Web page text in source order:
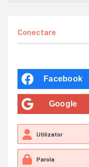
Conectare
Facebook
Google